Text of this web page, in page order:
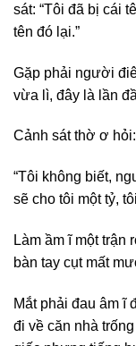
sát: “Tôi đã bị cái
tên đó lại.”
Gặp phải người
vừa lì, đây là lần
Cảnh sát thờ ơ
“Tôi không biết,
sẽ cho tôi một tỷ,
Làm ầm ĩ một trận
bàn tay cụt mất
Mắt phải đau âm ĩ
đi về căn nhà